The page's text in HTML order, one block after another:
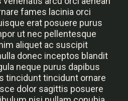
fames lacinia orci
erat posuere purus
ut nec pellentesque
aliquet ac suscipit
donec inceptos blandit
neque purus dapibus
tincidunt tincidunt ornare
dolor sagittis posuere